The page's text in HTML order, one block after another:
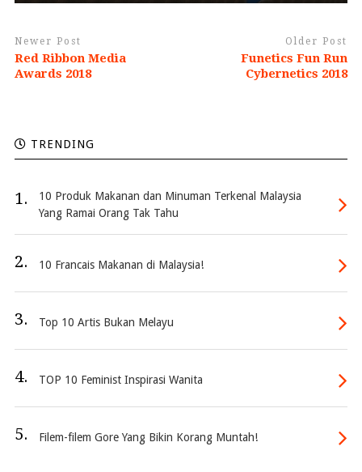
Newer Post
Red Ribbon Media
Awards 2018
Older Post
Funetics Fun Run
Cybernetics 2018
TRENDING
1.
10 Produk Makanan dan Minuman Terkenal Malaysia
Yang Ramai Orang Tak Tahu
2. 10 Francais Makanan di Malaysia!
3. Top 10 Artis Bukan Melayu
4. TOP 10 Feminist Inspirasi Wanita
5. Filem-filem Gore Yang Bikin Korang Muntah!